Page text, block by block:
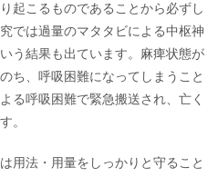
起こるものであることから必ずし
では過量のマタタビによる中枢神
う結果も出ています。麻痺状態が
ち、呼吸困難になってしまうこと
る呼吸困難で緊急搬送され、亡く
。
用法・用量をしっかりと守ること